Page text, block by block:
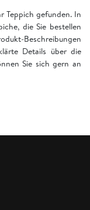
Teppich gefunden. In
die Sie bestellen
Beschreibungen
Details über die
Sie sich gern an